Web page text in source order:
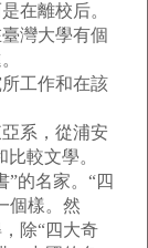
在離校后。
灣大學有個
工作和在該
系，從浦安
較文學。
”的名家。“四
個樣。然
除“四大奇